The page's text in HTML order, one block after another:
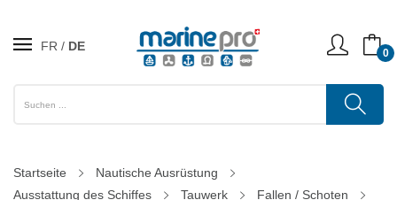
FR DE 0
Startseite
Nautische Ausrüstung
Ausstattung des Schiffes
Tauwerk
Fallen / Schoten